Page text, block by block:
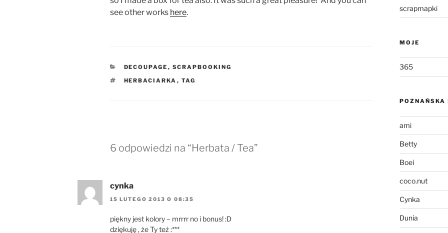
see other works here.
KATEGORIE
DECOUPAGE , SCRAPBOOKING
TAGI
HERBACIARKA , TAG
6 odpowiedzi na “Herbata / Tea”
cynka
15 LUTEGO 2013 O 08:35
piękny jest kolory – mrrrr no i bonus! :D
dziękuję , że Ty też :***
scrapmapki
MOJE
365
POZNAŃSKA
ami
Betty
Boei
coco.nut
Cynka
Dunia